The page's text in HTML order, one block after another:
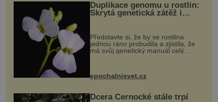
Duplikace genomu u rostlin:
Skrytá genetická zátěž i
Představte si, že by se rostlina
jednou ráno probudila a zjistila, že
má svůj genetický manuál celý
vstupenka...
epochalnisvet.cz
Dcera Černocké stále trpí